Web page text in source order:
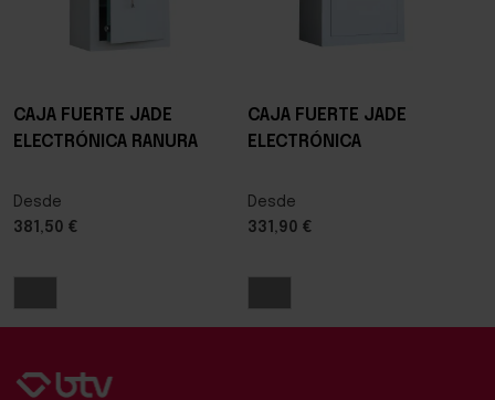
CAJA FUERTE JADE
ELECTRÓNICA RANURA
Desde
381,50 €
CAJA FUERTE JADE
ELECTRÓNICA
Desde
331,90 €